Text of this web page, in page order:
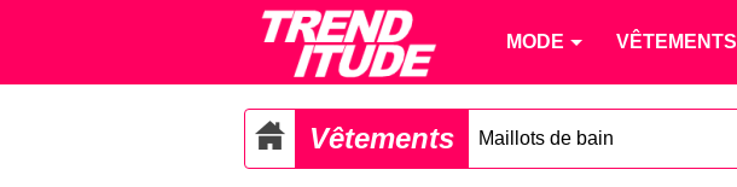
MODE VÊTEMENTS
Vêtements Maillots de bain